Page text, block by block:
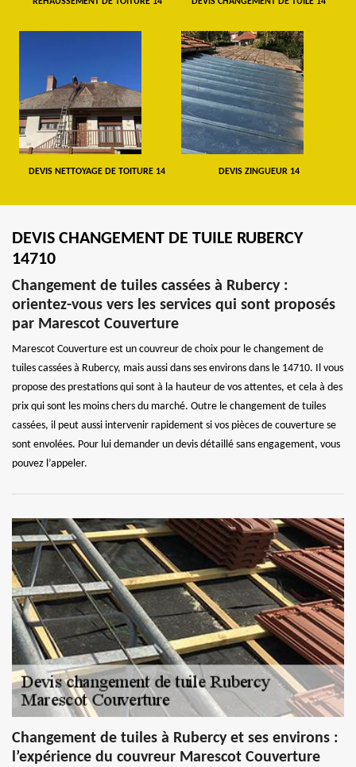
DEVIS NETTOYAGE DE TOITURE 14 DEVIS ZINGUEUR 14
DEVIS CHANGEMENT DE TUILE RUBERCY
14710
Changement de tuiles cassées à Rubercy :
orientez-vous vers les services qui sont proposés
par Marescot Couverture
Marescot Couverture est un couvreur de choix pour le changement de
tuiles cassées à Rubercy, mais aussi dans ses environs dans le 14710. Il vous
propose des prestations qui sont à la hauteur de vos attentes, et cela à des
prix qui sont les moins chers du marché. Outre le changement de tuiles
cassées, il peut aussi intervenir rapidement si vos pièces de couverture se
sont envolées. Pour lui demander un devis détaillé sans engagement, vous
pouvez l’appeler.
Changement de tuiles à Rubercy et ses environs :
l’expérience du couvreur Marescot Couverture